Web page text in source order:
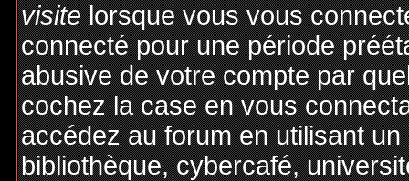
visitelorsque vous vous
connecté pour une période
abusive de votre compte par
cochez la case en vous
accédez au forum en utilisant
bibliothèque, cybercafé,